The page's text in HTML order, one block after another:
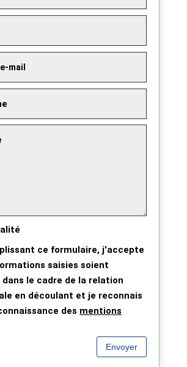
ce formulaire, j'accepte
saisies soient
le cadre de la relation
en découlant et je reconnais
des mentions
Envoyer